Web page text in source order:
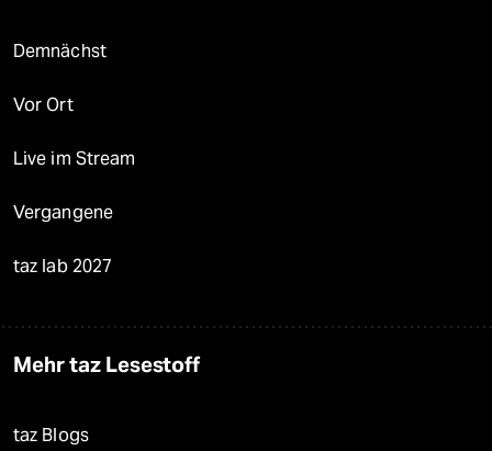
Demnächst
Vor Ort
Live im Stream
Vergangene
taz lab 2027
Mehr taz Lesestoff
taz Blogs